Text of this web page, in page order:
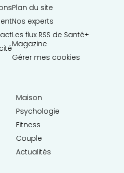
Plan du site
Nos experts
Les flux RSS de Santé+
Magazine
Gérer mes cookies
Maison
Psychologie
Fitness
Couple
Actualités